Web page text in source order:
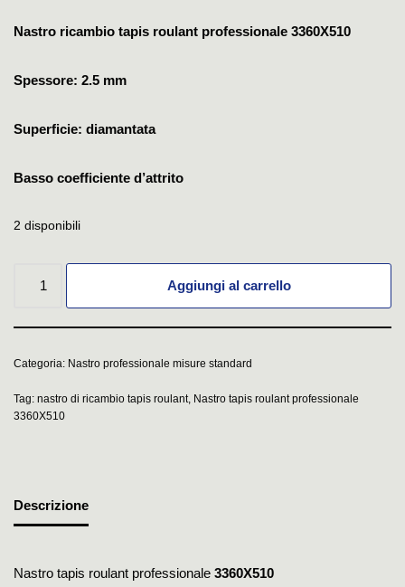
Nastro ricambio tapis roulant professionale 3360X510
Spessore: 2.5 mm
Superficie: diamantata
Basso coefficiente d’attrito
2 disponibili
Aggiungi al carrello
Categoria: Nastro professionale misure standard
Tag: nastro di ricambio tapis roulant, Nastro tapis roulant professionale
3360X510
Descrizione
Nastro tapis roulant professionale 3360X510